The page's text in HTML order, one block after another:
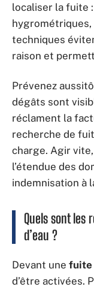
localiser la fuite
techniques
raison et
Prévenez
dégâts sont
réclament la
recherche de
charge. Agir
l’étendue des
indemnisation à
Quels sont les
d’eau ?
Devant une fuite
d’être activées.